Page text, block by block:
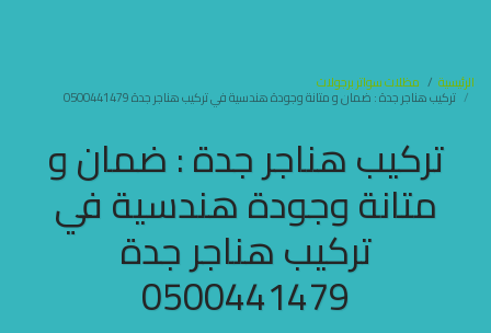
الرئيسية مظلات سواتر برجولات
تركيب هناجر جدة : ضمان و متانة وجودة هندسية في تركيب هناجر جدة 0500441479
تركيب هناجر جدة : ضمان و
متانة وجودة هندسية في
تركيب هناجر جدة
0500441479